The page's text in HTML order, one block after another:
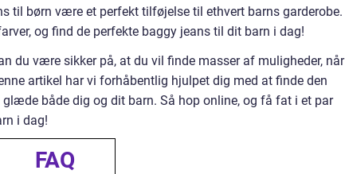
til børn være et perfekt tilføjelse til ethvert barns garderobe.
og find de perfekte baggy jeans til dit barn i dag!
du være sikker på, at du vil finde masser af muligheder, når
artikel har vi forhåbentlig hjulpet dig med at finde den
både dig og dit barn. Så hop online, og få fat i et par
i dag!
FAQ